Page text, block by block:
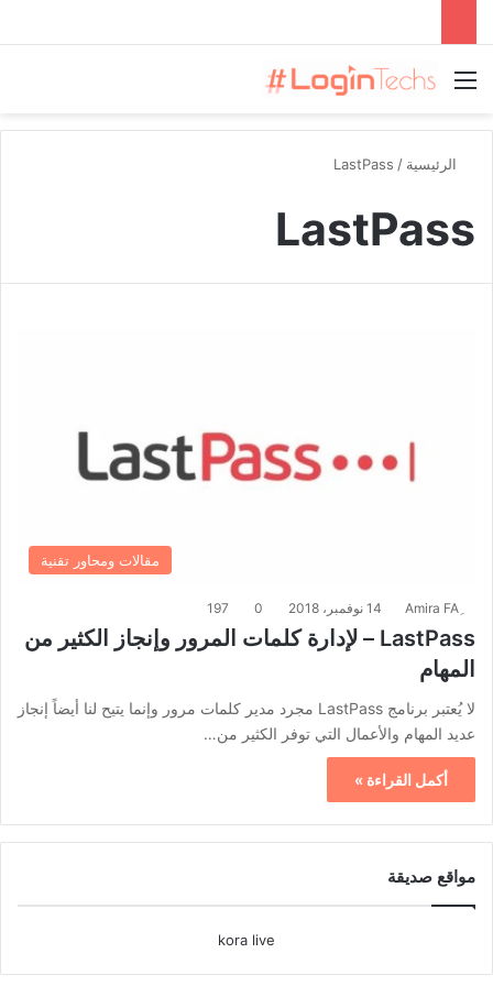
القائمة
الرئيسية /
LastPass
LastPass
مقالات ومحاور تقنية
14 نوفمبر، 2018 0
197
LastPass – لإدارة كلمات المرور وإنجاز الكثير من
المهام
لا يُعتبر برنامج LastPass مجرد مدير كلمات مرور وإنما يتيح لنا أيضاً إنجاز
عديد المهام والأعمال التي توفر الكثير من…
أكمل القراءة »
مواقع صديقة
kora live